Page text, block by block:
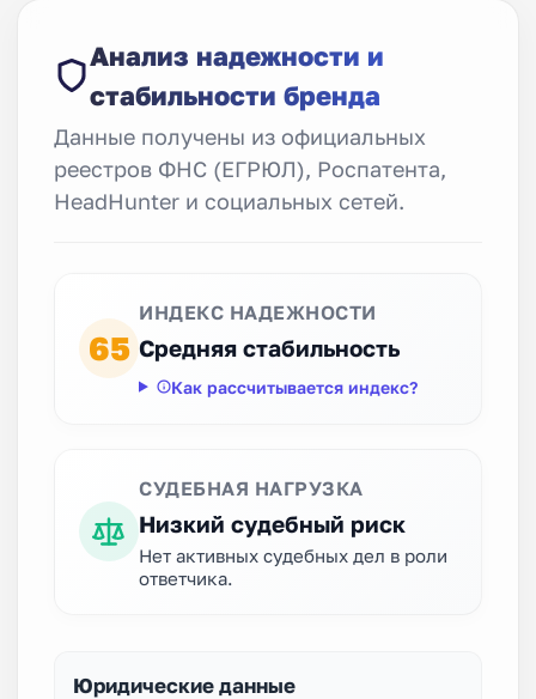
Анализ надежности и
стабильности бренда
Данные получены из официальных
реестров ФНС (ЕГРЮЛ), Роспатента,
HeadHunter и социальных сетей.
65
ИНДЕКС НАДЕЖНОСТИ
Средняя стабильность
Как рассчитывается индекс?
СУДЕБНАЯ НАГРУЗКА
Низкий судебный риск
Нет активных судебных дел в роли
ответчика.
Юридические данные